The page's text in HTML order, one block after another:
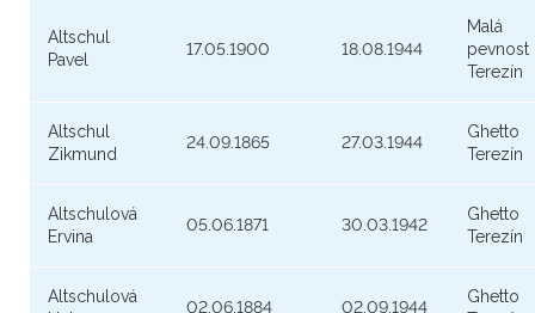
Altschul
Pavel
17.05.1900 18.08.1944
Malá
pevnost
Terezín
Altschul
Zikmund
24.09.1865 27.03.1944
Ghetto
Terezín
Altschulová
Ervina
05.06.1871 30.03.1942
Ghetto
Terezín
Altschulová
02.06.1884 02.09.1944
Ghetto